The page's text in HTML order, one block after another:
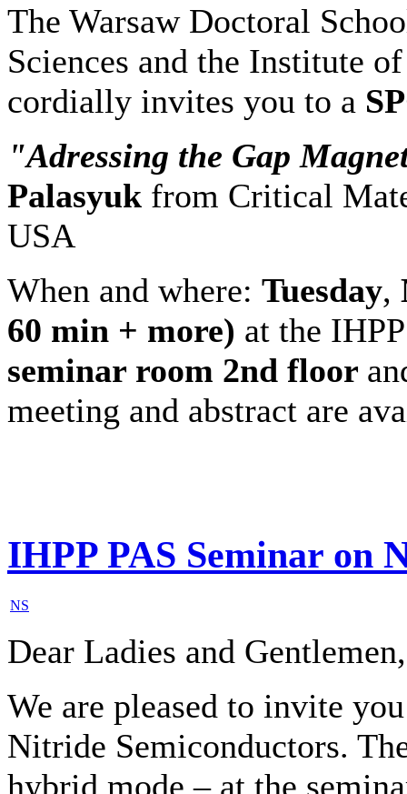
The Warsaw Doctoral
Sciences and the Institute
cordially invites you to a
"Adressing the Gap
Palasyuk from Critical
USA
When and where: Tuesday,
60 min + more) at the
seminar room 2nd floor
meeting and abstract are
IHPP PAS Seminar on
NS
Dear Ladies and Gentlemen,
We are pleased to invite
Nitride Semiconductors.
hybrid mode – at the